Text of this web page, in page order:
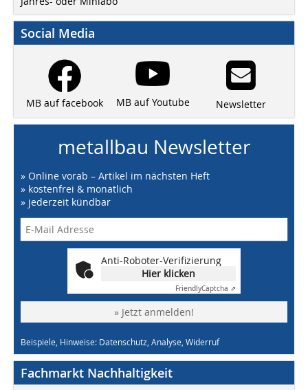
Social Media
MB auf facebook MB auf Youtube Newsletter
metallbau Newsletter
» Online vorab – Artikel im nächsten Heft
» kostenfrei & monatlich
» jederzeit kündbar
Anti-Roboter-Verifizierung
Hier klicken
FriendlyCaptcha ⇗
» Jetzt anmelden!
Beispiele, Hinweise: Datenschutz, Analyse, Widerruf
Fachmarkt Nachhaltigkeit